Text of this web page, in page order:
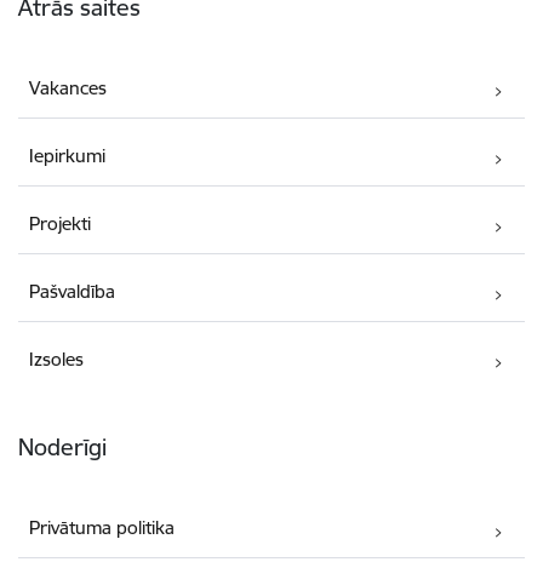
Ātrās saites
Vakances
Iepirkumi
Projekti
Pašvaldība
Izsoles
Noderīgi
Privātuma politika